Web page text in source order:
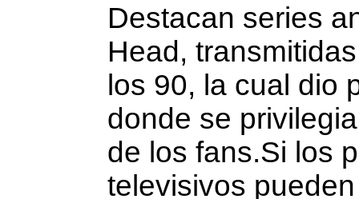
Destacan series
Head,
los 90, la cual dio
donde se
de los fans.Si los productos fílmicos, audiovisuales y
televisivos pueden verse como documentos